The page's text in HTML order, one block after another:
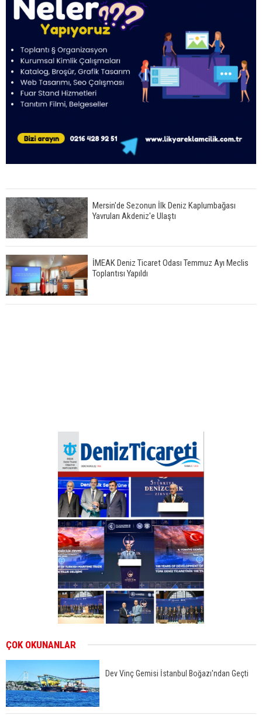
Mersin'de Sezonun İlk Deniz Kaplumbağası
Yavruları Akdeniz'e Ulaştı
İMEAK Deniz Ticaret Odası Temmuz Ayı Meclis
Toplantısı Yapıldı
ÇOK OKUNANLAR
Dev Vinç Gemisi İstanbul Boğazı'ndan Geçti